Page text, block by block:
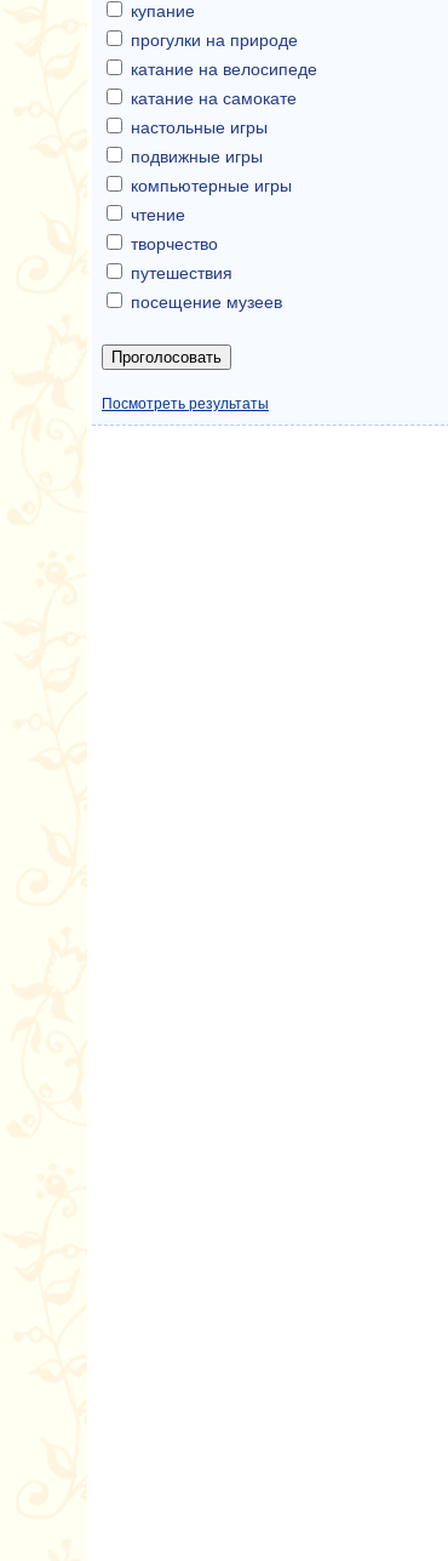
купание
прогулки на природе
катание на велосипеде
катание на самокате
настольные игры
подвижные игры
компьютерные игры
чтение
творчество
путешествия
посещение музеев
Посмотреть результаты